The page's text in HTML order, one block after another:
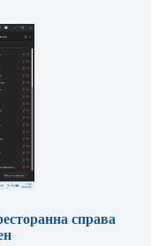
справа